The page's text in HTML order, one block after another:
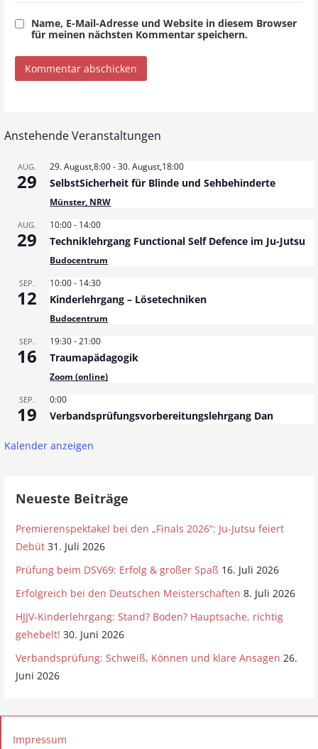
Name, E-Mail-Adresse und Website in diesem Browser
für meinen nächsten Kommentar speichern.
Anstehende Veranstaltungen
AUG.
29
29. August,8:00-30. August,18:00
SelbstSicherheit für Blinde und Sehbehinderte
Münster, NRW
AUG.
29
10:00- 14:00
Techniklehrgang Functional Self Defence im Ju-Jutsu
Budocentrum
SEP.
12
10:00- 14:30
Kinderlehrgang – Lösetechniken
Budocentrum
SEP.
16
19:30-21:00
Traumapädagogik
Zoom (online)
SEP.
19
0:00
Verbandsprüfungsvorbereitungslehrgang Dan
Kalender anzeigen
Neueste Beiträge
Premierenspektakel bei den „Finals 2026“: Ju-Jutsu feiert
Debüt 31. Juli 2026
Prüfung beim DSV69: Erfolg & großer Spaß 16. Juli 2026
Erfolgreich bei den Deutschen Meisterschaften 8. Juli 2026
HJJV-Kinderlehrgang: Stand? Boden? Hauptsache, richtig
gehebelt! 30. Juni 2026
Verbandsprüfung: Schweiß, Können und klare Ansagen 26.
Juni 2026
Impressum